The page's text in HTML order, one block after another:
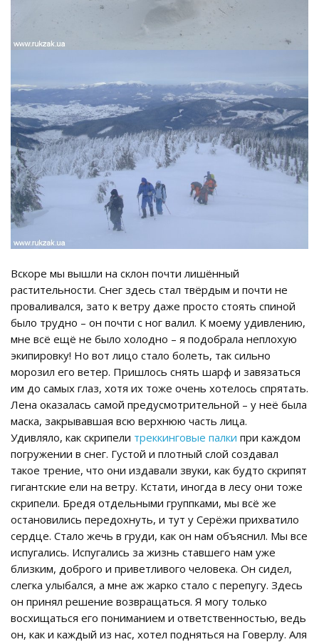
Вскоре мы вышли на склон почти лишённый
растительности. Снег здесь стал твёрдым и почти не
проваливался, зато к ветру даже просто стоять спиной
было трудно – он почти с ног валил. К моему удивлению,
мне всё ещё не было холодно – я подобрала неплохую
экипировку! Но вот лицо стало болеть, так сильно
морозил его ветер. Пришлось снять шарф и завязаться
им до самых глаз, хотя их тоже очень хотелось спрятать.
Лена оказалась самой предусмотрительной – у неё была
маска, закрывавшая всю верхнюю часть лица.
Удивляло, как скрипели треккинговые палки при каждом
погружении в снег. Густой и плотный слой создавал
такое трение, что они издавали звуки, как будто скрипят
гигантские ели на ветру. Кстати, иногда в лесу они тоже
скрипели. Бредя отдельными группками, мы всё же
остановились передохнуть, и тут у Серёжи прихватило
сердце. Стало жечь в груди, как он нам объяснил. Мы все
испугались. Испугались за жизнь ставшего нам уже
близким, доброго и приветливого человека. Он сидел,
слегка улыбался, а мне аж жарко стало с перепугу. Здесь
он принял решение возвращаться. Я могу только
восхищаться его пониманием и ответственностью, ведь
он, как и каждый из нас, хотел подняться на Говерлу. Аля